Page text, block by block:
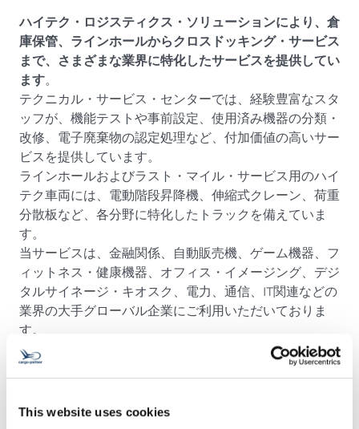
This website uses cookies
ハイテク・ロジスティクス・ソリューションにより、倉
庫保管、ラインホールからクロスドッキング・サービス
まで、さまざまな業界に特化したサービスを提供してい
ます。
テクニカル・サービス・センターでは、経験豊富なスタ
ッフが、機能テストや事前設定、使用済み機器の分類・
改修、電子廃棄物の認定処理など、付加価値の高いサー
ビスを提供しています。
ラインホールおよびラスト・マイル・サービス用のハイ
テク車両には、電動階段昇降機、伸縮式クレーン、荷重
分散板など、各分野に特化したトラックを備えていま
す。
当サービスは、金融関係、自動販売機、ゲーム機器、フ
ィットネス・健康機器、オフィス・イメージング、デジ
タルサイネージ・キオスク、電力、通信、IT関連などの
業界の大手グローバル企業にご利用いただいておりま
す。